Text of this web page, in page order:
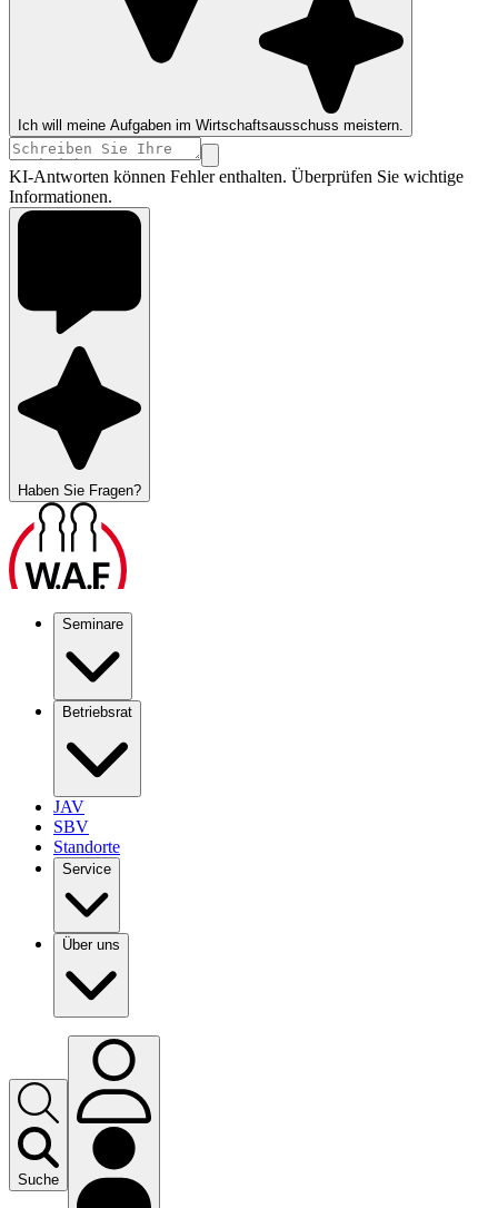
Ich will meine Aufgaben im Wirtschaftsausschuss meistern.
KI-Antworten können Fehler enthalten. Überprüfen Sie wichtige
Informationen.
Haben Sie Fragen?
Seminare
Betriebsrat
JAV
SBV
Standorte
Service
Über uns
Suche